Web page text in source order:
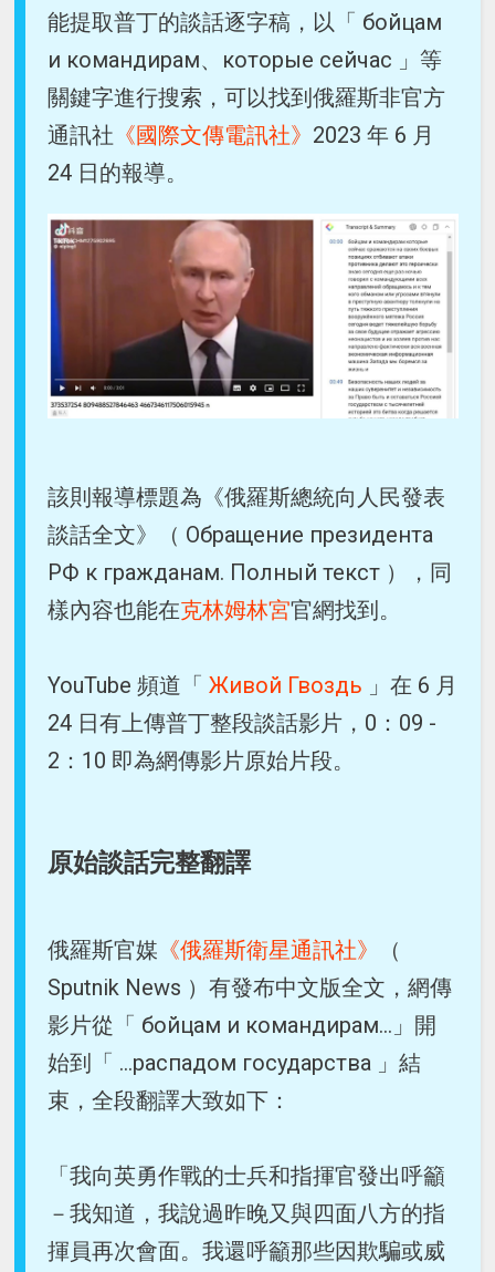
能提取普丁的談話逐字稿，以「 бойцам
и командирам、которые сейчас 」等
關鍵字進行搜索，可以找到俄羅斯非官方
通訊社 《國際文傳電訊社》 2023 年 6 月
24 日的報導。
該則報導標題為《俄羅斯總統向人民發表
談話全文》（ Обращение президента
РФ к гражданам. Полный текст ），同
樣內容也能在克林姆林宮官網找到。
YouTube 頻道「 Живой Гвоздь 」在 6 月
24 日有上傳普丁整段談話影片，0：09 -
2：10 即為網傳影片原始片段。
原始談話完整翻譯
俄羅斯官媒 《俄羅斯衛星通訊社》
（
Sputnik News ）有發布中文版全文，網傳
影片從「 бойцам и командирам...」開
始到「 ...распадом государства 」結
束，全段翻譯大致如下：
「我向英勇作戰的士兵和指揮官發出呼籲
－我知道，我說過昨晚又與四面八方的指
揮員再次會面。我還呼籲那些因欺騙或威